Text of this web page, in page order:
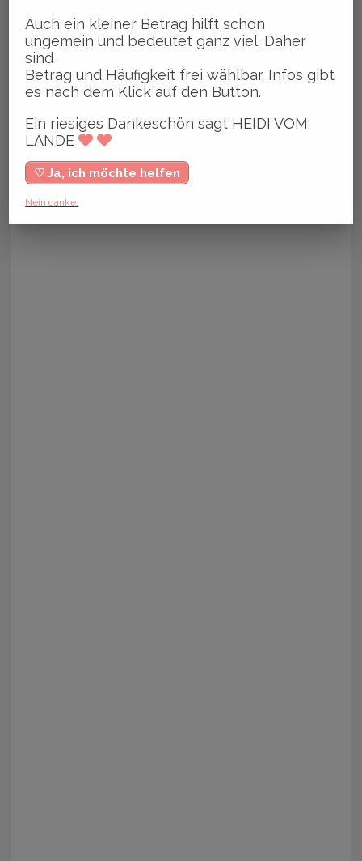
Auch ein kleiner Betrag hilft schon
ungemein und bedeutet ganz viel. Daher
sind
Betrag und Häufigkeit frei wählbar. Infos gibt
es nach dem Klick auf den Button.
Ein riesiges Dankeschön sagt HEIDI VOM
LANDE
♡ Ja, ich möchte helfen
Nein danke.